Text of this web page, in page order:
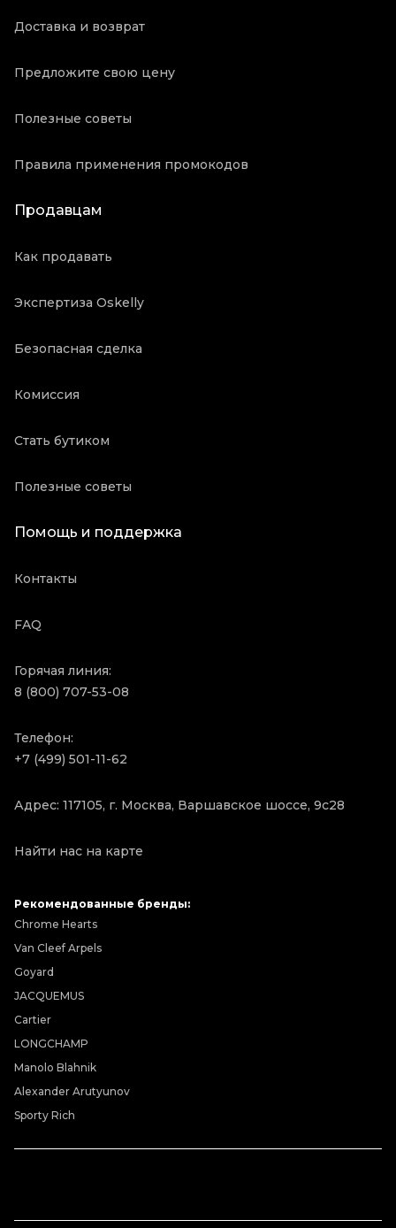
Доставка и возврат
Предложите свою цену
Полезные советы
Правила применения промокодов
Продавцам
Как продавать
Экспертиза Oskelly
Безопасная сделка
Комиссия
Стать бутиком
Полезные советы
Помощь и поддержка
Контакты
FAQ
Горячая линия:
8 (800) 707-53-08
Телефон:
+7 (499) 501-11-62
Адрес: 117105, г. Москва, Варшавское шоссе, 9с28
Найти нас на карте
Рекомендованные бренды:
Chrome Hearts
Van Cleef Arpels
Goyard
JACQUEMUS
Cartier
LONGCHAMP
Manolo Blahnik
Alexander Arutyunov
Sporty Rich